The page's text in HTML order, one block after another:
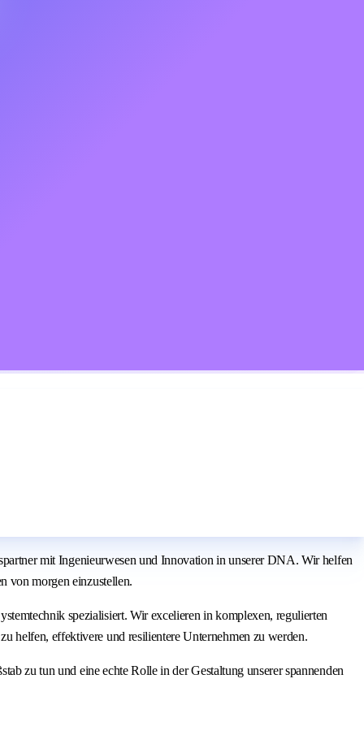
mit Ingenieurwesen und Innovation in unserer DNA. Wir helfen
von morgen einzustellen.
spezialisiert. Wir excelieren in komplexen, regulierten
helfen, effektivere und resilientere Unternehmen zu werden.
zu tun und eine echte Rolle in der Gestaltung unserer spannenden